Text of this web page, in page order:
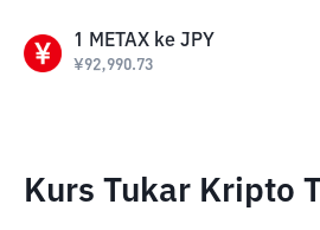
1 METAX ke JPY
¥92,990.73
Kurs Tukar Kripto